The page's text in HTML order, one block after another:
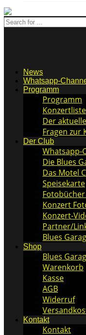
News
Whatsapp-
Programm
Programm
Konzertliste
Der
Fragen zur
Der Club
Whatsapp-
Die Blues
Das Motel
Speisekarte
Konzert
Konzert-
Partner/
Blues
Shop
Blues
Warenkorb
Kasse
AGB
Widerruf
Kontakt
Kontakt